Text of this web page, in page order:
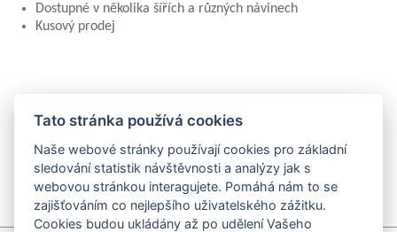
Dostupné v několika šířích a různých návinech
Kusový prodej
a
Tato stránka používá cookies
Naše webové stránky používají cookies pro základní
sledování statistik návštěvnosti a analýzy jak s
webovou stránkou interagujete. Pomáhá nám to se
zajišťováním co nejlepšího uživatelského zážitku.
Cookies budou ukládány až po udělení Vašeho